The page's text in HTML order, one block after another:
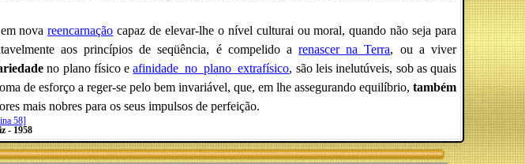
em novareencarnação capaz de elevar-lhe o nível culturai ou moral, quando não seja para
aos princípios de seqüência, é compelido arenascer_na_Terra, ou a viver
no plano físico eafinidade_no_plano_extrafísico, são leis inelutúveis, sob as quais
de esforço a reger-se pelo bem invariável, que, em lhe assegurando equilíbrio,também
mais nobres para os seus impulsos de perfeição.
58]
- 1958